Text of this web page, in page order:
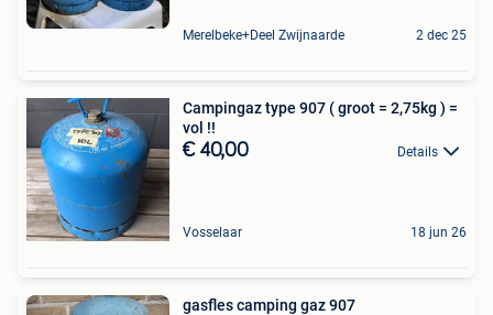
Merelbeke+Deel Zwijnaarde 2 dec 25
Campingaz type 907 ( groot = 2,75kg ) =
vol !!
€ 40,00 Details
Vosselaar 18 jun 26
gasfles camping gaz 907